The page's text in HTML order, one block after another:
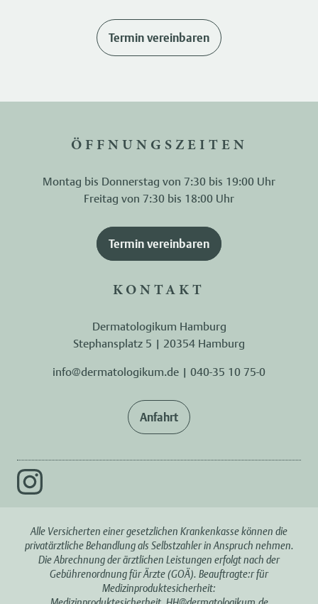
Termin vereinbaren
ÖFFNUNGSZEITEN
Montag bis Donnerstag von 7:30 bis 19:00 Uhr
Freitag von 7:30 bis 18:00 Uhr
Termin vereinbaren
KONTAKT
Dermatologikum Hamburg
Stephansplatz 5 | 20354 Hamburg
info@dermatologikum.de | 040-35 10 75-0
Anfahrt
Alle Versicherten einer gesetzlichen Krankenkasse können die
privatärztliche Behandlung als Selbstzahler in Anspruch nehmen.
Die Abrechnung der ärztlichen Leistungen erfolgt nach der
Gebührenordnung für Ärzte (GOÄ). Beauftragte:r für
Medizinproduktesicherheit: